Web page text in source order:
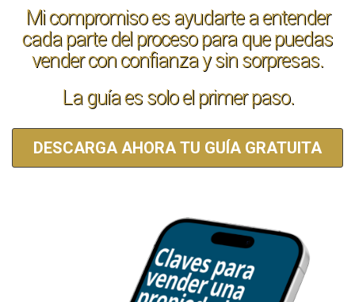
Mi compromiso es ayudarte a entender
cada parte del proceso para que puedas
vender con confianza y sin sorpresas.
La guía es solo el primer paso.
DESCARGA AHORA TU GUÍA GRATUITA